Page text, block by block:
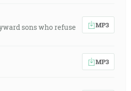
sons who refuse
MP3
MP3